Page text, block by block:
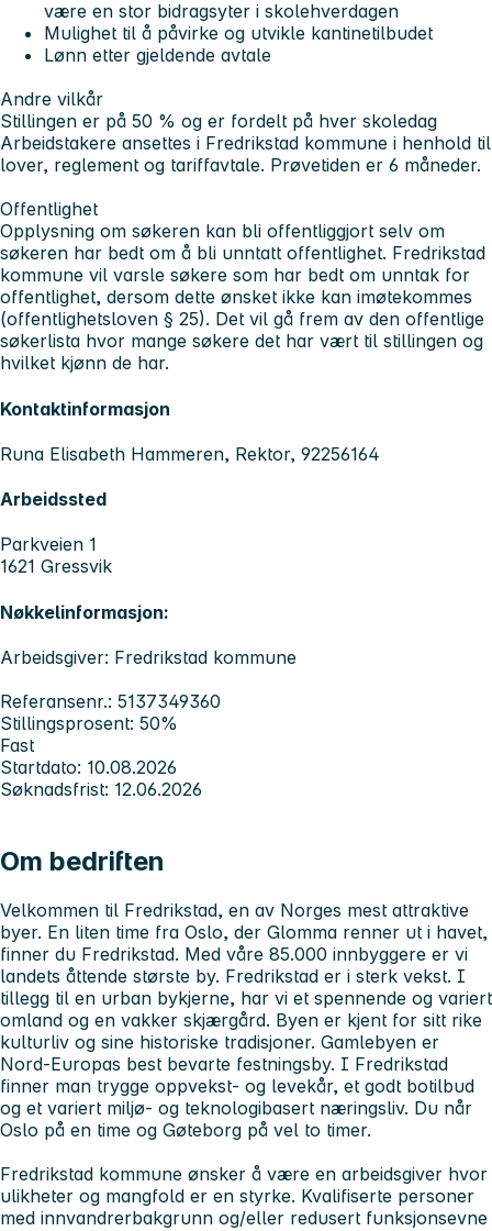
være en stor bidragsyter i skolehverdagen
Mulighet til å påvirke og utvikle kantinetilbudet
Lønn etter gjeldende avtale
Andre vilkår
Stillingen er på 50 % og er fordelt på hver skoledag
Arbeidstakere ansettes i Fredrikstad kommune i henhold til
lover, reglement og tariffavtale. Prøvetiden er 6 måneder.
Offentlighet
Opplysning om søkeren kan bli offentliggjort selv om
søkeren har bedt om å bli unntatt offentlighet. Fredrikstad
kommune vil varsle søkere som har bedt om unntak for
offentlighet, dersom dette ønsket ikke kan imøtekommes
(offentlighetsloven § 25). Det vil gå frem av den offentlige
søkerlista hvor mange søkere det har vært til stillingen og
hvilket kjønn de har.
Kontaktinformasjon
Runa Elisabeth Hammeren, Rektor, 92256164
Arbeidssted
Parkveien 1
1621 Gressvik
Nøkkelinformasjon:
Arbeidsgiver: Fredrikstad kommune
Referansenr.: 5137349360
Stillingsprosent: 50%
Fast
Startdato: 10.08.2026
Søknadsfrist: 12.06.2026
Om bedriften
Velkommen til Fredrikstad, en av Norges mest attraktive
byer. En liten time fra Oslo, der Glomma renner ut i havet,
finner du Fredrikstad. Med våre 85.000 innbyggere er vi
landets åttende største by. Fredrikstad er i sterk vekst. I
tillegg til en urban bykjerne, har vi et spennende og variert
omland og en vakker skjærgård. Byen er kjent for sitt rike
kulturliv og sine historiske tradisjoner. Gamlebyen er
Nord-Europas best bevarte festningsby. I Fredrikstad
finner man trygge oppvekst- og levekår, et godt botilbud
og et variert miljø- og teknologibasert næringsliv. Du når
Oslo på en time og Gøteborg på vel to timer.
Fredrikstad kommune ønsker å være en arbeidsgiver hvor
ulikheter og mangfold er en styrke. Kvalifiserte personer
med innvandrerbakgrunn og/eller redusert funksjonsevne